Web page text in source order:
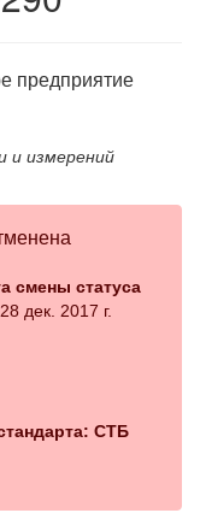
предприятие
и измерений
смены статуса
28 дек. 2017 г.
СТБ